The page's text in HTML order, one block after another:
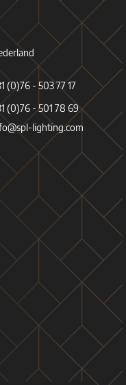
(0)76 - 503 77 17
(0)76 - 501 78 69
lighting.com